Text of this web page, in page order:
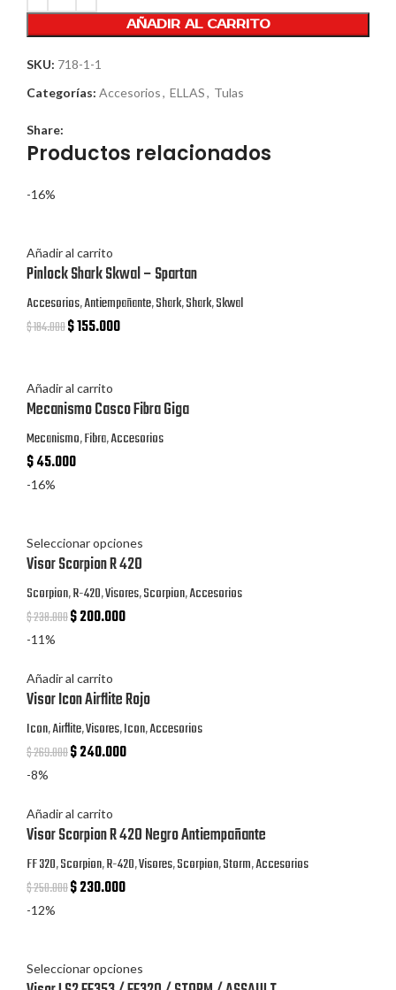
AÑADIR AL CARRITO
SKU: 718-1-1
Categorías: Accesorios, ELLAS, Tulas
Share:
Productos relacionados
-16%
Añadir al carrito
Pinlock Shark Skwal – Spartan
Accesorios,Antiempañante,Shark,Shark,Skwal
$184.000$155.000
Añadir al carrito
Mecanismo Casco Fibra Giga
Mecanismo,Fibra,Accesorios
$45.000
-16%
Seleccionar opciones
Visor Scorpion R 42O
Scorpion,R-420,Visores,Scorpion,Accesorios
$238.000$200.000
-11%
Añadir al carrito
Visor Icon Airflite Rojo
Icon,Airflite,Visores,Icon,Accesorios
$269.000$240.000
-8%
Añadir al carrito
Visor Scorpion R 42O Negro Antiempañante
FF 320,Scorpion,R-420,Visores,Scorpion,Storm,Accesorios
$250.000$230.000
-12%
Seleccionar opciones